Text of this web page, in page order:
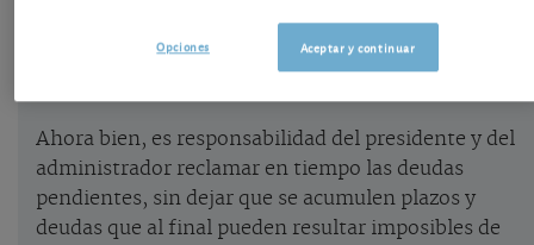
El problema de los
morosos en la comunidad de
Ahora bien, es responsabilidad del presidente y del
administrador reclamar en tiempo las deudas
pendientes, sin dejar que se acumulen plazos y
deudas que al final pueden resultar imposibles de
Aceptar y continuar
Opciones